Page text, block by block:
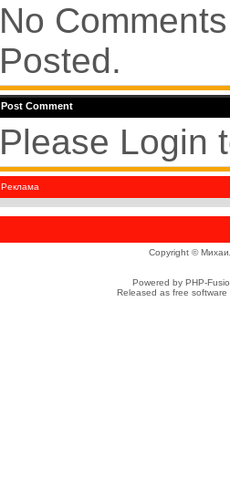
No
Posted.
Post Comment
Please Login
Реклама
Copyright ©
Powered by PHP-
Released as free